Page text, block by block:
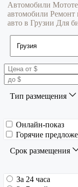
Автомобили
автомобили Ремонт
авто в Грузии Для
Тип размещения
Онлайн-показ
Горячие
Срок размещения
За 24 часа